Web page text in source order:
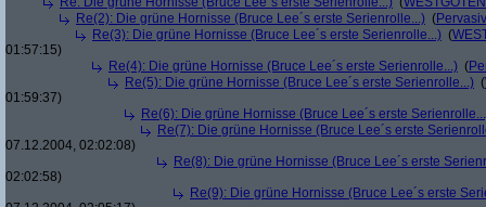
Re(2): Die grüne Hornisse (Bruce Lee´s erste Serienrolle...) (
Re(3): Die grüne Hornisse (Bruce Lee´s erste Serienrolle...) (
01:57:15)
Re(4): Die grüne Hornisse (Bruce Lee´s erste Serienrolle...) (
Re(5): Die grüne Hornisse (Bruce Lee´s erste Serienrolle...) (
01:59:37)
Re(6): Die grüne Hornisse (Bruce Lee´s erste
Re(7): Die grüne Hornisse (Bruce Lee´s erste
07.12.2004, 02:02:08)
Re(8): Die grüne Hornisse (Bruce Lee´s erste
02:02:58)
Re(9): Die grüne Hornisse (Bruce Lee´s erste